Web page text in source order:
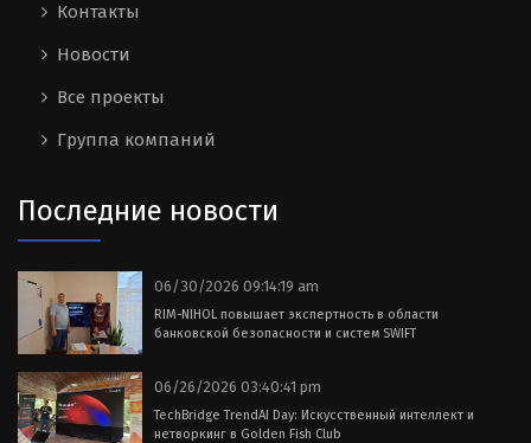
Контакты
Новости
Все проекты
Группа компаний
Последние новости
06/30/2026 09:14:19 am
RIM-NIHOL повышает экспертность в области
банковской безопасности и систем SWIFT
06/26/2026 03:40:41 pm
TechBridge TrendAI Day: Искусственный интеллект и
нетворкинг в Golden Fish Club